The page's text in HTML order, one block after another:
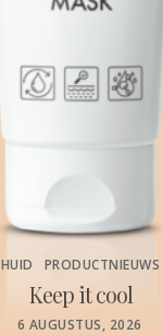
HUID PRODUCTNIEUWS
Keep it cool
POSTED
6 AUGUSTUS, 2026